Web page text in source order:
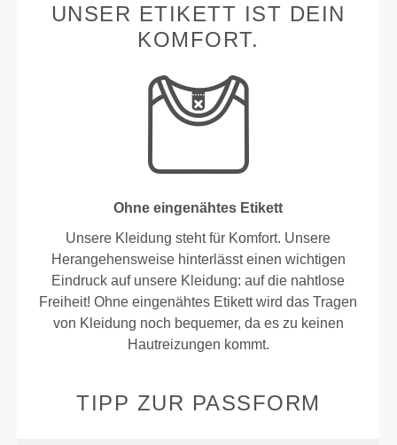
UNSER ETIKETT IST DEIN
KOMFORT.
Ohne eingenähtes Etikett
Unsere Kleidung steht für Komfort. Unsere
Herangehensweise hinterlässt einen wichtigen
Eindruck auf unsere Kleidung: auf die nahtlose
Freiheit! Ohne eingenähtes Etikett wird das Tragen
von Kleidung noch bequemer, da es zu keinen
Hautreizungen kommt.
TIPP ZUR PASSFORM